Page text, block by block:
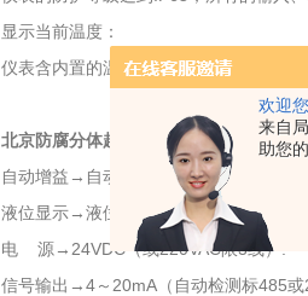
欢迎您
来自
助您
显示当前温度：
仪表含内置的温度模块，可检测出当前
北京防腐分体超声波液位计技术参数：
自动增益→自动增益强度图形显示.
液位显示→液位值模拟显示和数字显示.
电 源→24VDC（或220VAC限3线）.
信号输出→4～20mA（自动检测标485或